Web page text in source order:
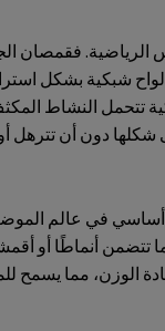
فقمصان
شبكية بشكل
النشاط
في عالم الموضة،
ما تتضمن أنماطًا أو
مما يسمح